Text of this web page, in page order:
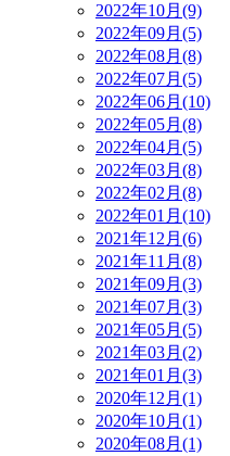
2022年10月(9)
2022年09月(5)
2022年08月(8)
2022年07月(5)
2022年06月(10)
2022年05月(8)
2022年04月(5)
2022年03月(8)
2022年02月(8)
2022年01月(10)
2021年12月(6)
2021年11月(8)
2021年09月(3)
2021年07月(3)
2021年05月(5)
2021年03月(2)
2021年01月(3)
2020年12月(1)
2020年10月(1)
2020年08月(1)